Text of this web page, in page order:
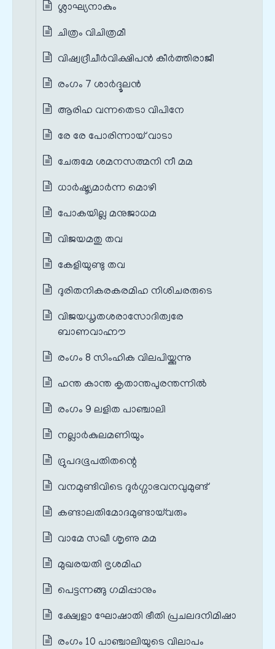
ശ്ലാഘ്യനാകും
ചിത്രം വിചിത്രമീ
വിഷ്വദ്രീചീർവിക്ഷിപൻ കീർത്തിരാജീ
രംഗം 7 ശാർദ്ദൂലൻ
ആരിഹ വന്നതെടാ വിപിനേ
രേ രേ പോരിന്നായ് വാടാ
ചേരുമേ ശമനസത്മനി നീ മമ
ധാർഷ്ട്യമാർന്ന മൊഴി
പോകയില്ല മനുജാധമ
വിജയമതു തവ
കേളിയുണ്ടു തവ
ദുരിതനികരകരമിഹ നിശിചരരുടെ
വിജയധൃതശരാസോദിത്വരേ
ബാണവാഹ്നൗ
രംഗം 8 സിംഹിക വിലപിയ്ക്കുന്നു
ഹന്ത കാന്ത കൃതാന്തപുരന്തന്നില്‍
രംഗം 9 ലളിത പാഞ്ചാലി
നല്ലാര്‍കുലമണിയും
ദ്രുപദഭൂപതിതന്റെ
വനമുണ്ടിവിടെ ദുര്‍ഗ്ഗാഭവനവുമുണ്ട്
കണ്ടാലതിമോദമുണ്ടായ്‌വരും
വാമേ സഖീ ശൃണു മമ
മുഖരയതി ഭൃശമിഹ
പെട്ടന്നങ്ങു ഗമിപ്പാനും
ക്ഷ്വേളാ ഘോഷാതി ഭീതി പ്രചലദനിമിഷാ
രംഗം 10 പാഞ്ചാലിയുടെ വിലാപം